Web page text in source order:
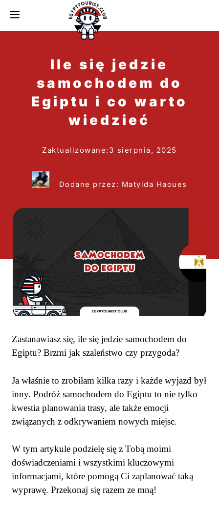
MENU
Ile się jedzie
samochodem do
Egiptu i co warto
wiedzieć
Zaktualizowane: 3 sierpnia, 2025
Dodane przez: Matylda Haoues
Zastanawiasz się, ile się jedzie samochodem do
Egiptu? Brzmi jak szaleństwo czy przygoda?
Ja właśnie to zrobiłam kilka razy i każde wyjazd był
inny. Podróż samochodem do Egiptu to nie tylko
kwestia planowania trasy, ale także emocji
związanych z odkrywaniem nowych miejsc.
W tym artykule podzielę się z Tobą moimi
doświadczeniami i wszystkimi kluczowymi
informacjami, które pomogą Ci zaplanować taką
wyprawę. Przekonaj się razem ze mną!